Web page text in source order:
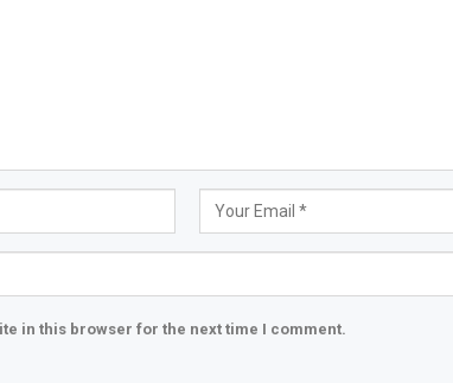
in this browser for the next time I comment.